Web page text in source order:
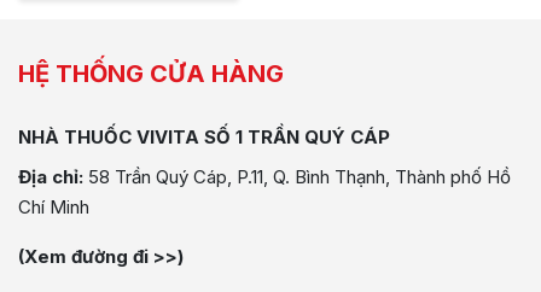
HỆ THỐNG CỬA HÀNG
NHÀ THUỐC VIVITA SỐ 1 TRẦN QUÝ CÁP
Địa chỉ: 58 Trần Quý Cáp, P.11, Q. Bình Thạnh, Thành phố Hồ
Chí Minh
(Xem đường đi >>)